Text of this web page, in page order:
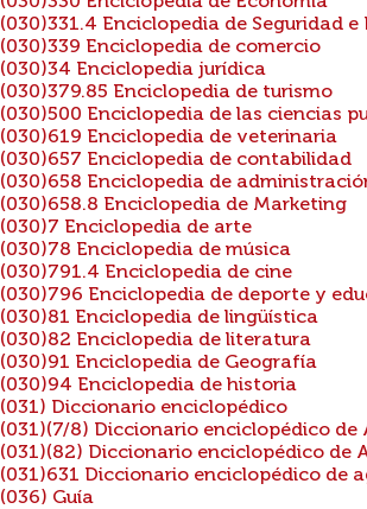
(030)331.4 Enciclopedia de Seguridad e
(030)339 Enciclopedia de comercio
(030)34 Enciclopedia jurídica
(030)379.85 Enciclopedia de turismo
(030)500 Enciclopedia de las ciencias
(030)619 Enciclopedia de veterinaria
(030)657 Enciclopedia de contabilidad
(030)658 Enciclopedia de
(030)658.8 Enciclopedia de Marketing
(030)7 Enciclopedia de arte
(030)78 Enciclopedia de música
(030)791.4 Enciclopedia de cine
(030)796 Enciclopedia de deporte y
(030)81 Enciclopedia de lingüística
(030)82 Enciclopedia de literatura
(030)91 Enciclopedia de Geografía
(030)94 Enciclopedia de historia
(031) Diccionario enciclopédico
(031)(7/8) Diccionario enciclopédico de
(031)(82) Diccionario enciclopédico de
(031)631 Diccionario enciclopédico de
(036) Guía